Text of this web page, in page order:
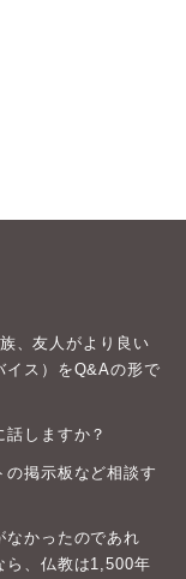
、友人がより良い
イス）をQ&Aの形で
しますか？
掲示板など相談す
なかったのであれ
ら、仏教は1,500年